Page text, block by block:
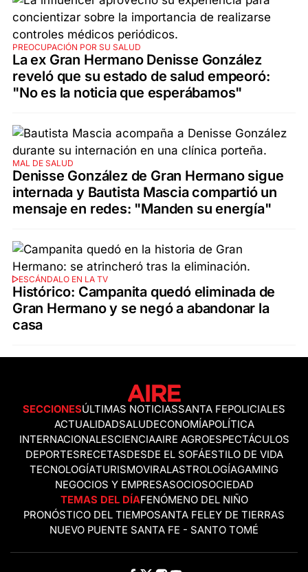
PREOCUPACIÓN POR SU SALUD
La ex Gran Hermano Denisse González
reveló que su estado de salud empeoró:
"No es la noticia que esperábamos"
MAL DE SALUD
Denisse González de Gran Hermano sigue
internada y Bautista Mascia compartió un
mensaje en redes: "Manden su energía"
ESCÁNDALO EN LA TV
Histórico: Campanita quedó eliminada de
Gran Hermano y se negó a abandonar la
casa
SECCIONESÚLTIMAS NOTICIASSANTA FEPOLICIALES
ACTUALIDADSALUDECONOMÍAPOLÍTICA
INTERNACIONALESCIENCIAAIRE AGROESPECTÁCULOS
DEPORTESRECETASDESDE EL SOFÁESTILO DE VIDA
TECNOLOGÍATURISMOVIRALASTROLOGÍAGAMING
NEGOCIOS Y EMPRESASOCIOSOCIEDAD
TEMAS DEL DÍAFENÓMENO DEL NIÑO
PRONÓSTICO DEL TIEMPOSANTA FELEY DE TIERRAS
NUEVO PUENTE SANTA FE - SANTO TOMÉ